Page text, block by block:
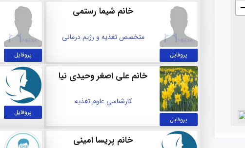
پروفایل
خانم شیما رستمی
متخصص تغذیه و رژیم درمانی
پروفایل
پروفایل
خانم علی اصغر وحیدی نیا
کارشناسی علوم تغذیه
پروفایل
خانم پریسا امینی